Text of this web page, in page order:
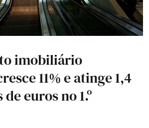
imobiliário
11% e atinge 1,4
euros no 1.º